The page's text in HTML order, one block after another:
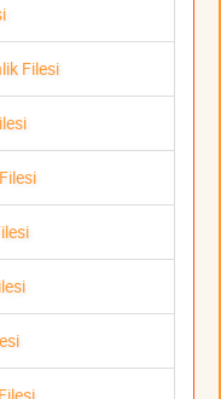
Filesi